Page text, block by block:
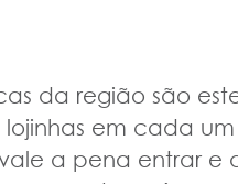
da região são
em cada
a pena entrar e